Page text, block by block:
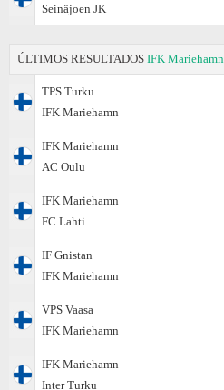
Seinäjoen JK
ÚLTIMOS RESULTADOS IFK Mariehamn
TPS Turku
IFK Mariehamn
IFK Mariehamn
AC Oulu
IFK Mariehamn
FC Lahti
IF Gnistan
IFK Mariehamn
VPS Vaasa
IFK Mariehamn
IFK Mariehamn
Inter Turku